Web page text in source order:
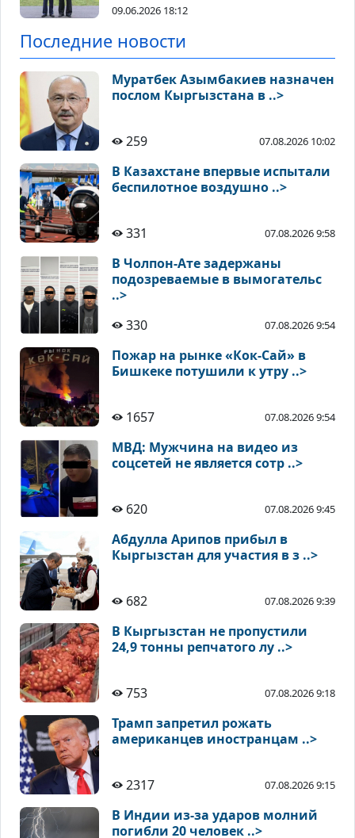
09.06.2026 18:12
Последние новости
Муратбек Азымбакиев назначен
послом Кыргызстана в ..>
259 07.08.2026 10:02
В Казахстане впервые испытали
беспилотное воздушно ..>
331 07.08.2026 9:58
В Чолпон-Ате задержаны
подозреваемые в вымогательс
..>
330
07.08.2026 9:54
Пожар на рынке «Кок-Сай» в
Бишкеке потушили к утру ..>
1657 07.08.2026 9:54
МВД: Мужчина на видео из
соцсетей не является сотр ..>
620 07.08.2026 9:45
Абдулла Арипов прибыл в
Кыргызстан для участия в з ..>
682 07.08.2026 9:39
В Кыргызстан не пропустили
24,9 тонны репчатого лу ..>
753 07.08.2026 9:18
Трамп запретил рожать
американцев иностранцам ..>
2317 07.08.2026 9:15
В Индии из-за ударов молний
погибли 20 человек ..>